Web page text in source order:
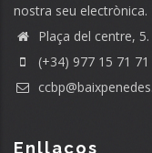
nostra seu electrònica.
Plaça del centre,
(+34) 977 15 71 71
Enllaços